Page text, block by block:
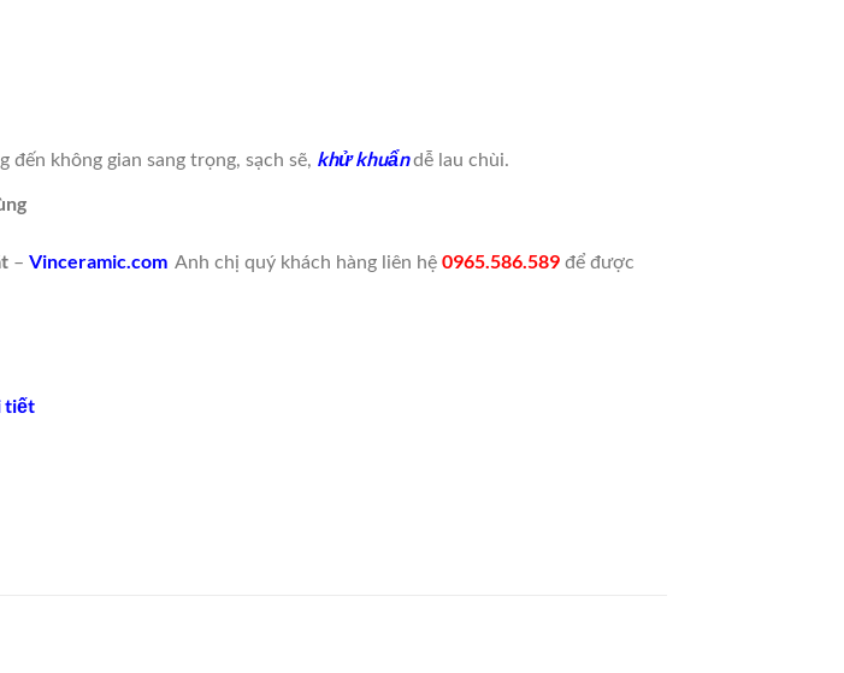
đến không gian sang trọng, sạch sẽ, khử khuẩn dễ lau chùi.
– Vinceramic.com Anh chị quý khách hàng liên hệ 0965.586.589 để được
tiết